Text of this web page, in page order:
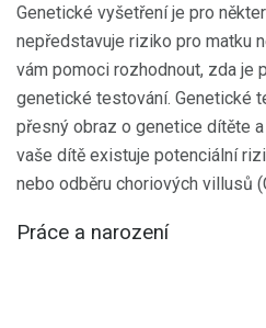
Genetické vyšetření je pro
nepředstavuje riziko pro matku
vám pomoci rozhodnout, zda je
genetické testování. Genetické
přesný obraz o genetice dítěte
vaše dítě existuje potenciální
nebo odběru choriových villusů
Práce a narození